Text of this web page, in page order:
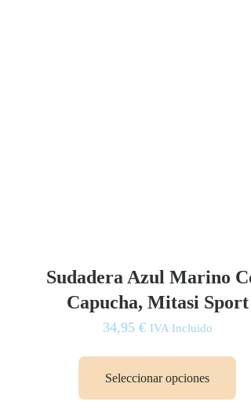
Sudadera Azul Marino
Capucha, Mitasi Sport
34,95 € IVA Incluido
Seleccionar opciones